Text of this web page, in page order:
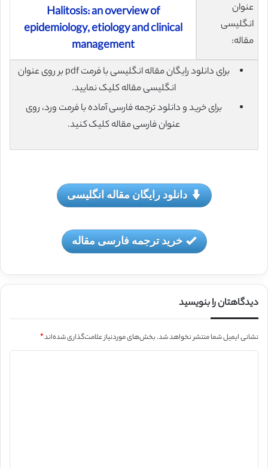
عنوان
انگلیسی
مقاله:
Halitosis: an overview of
epidemiology, etiology and clinical
management
برای دانلود رایگان مقاله انگلیسی با فرمت pdf بر روی عنوان
انگلیسی مقاله کلیک نمایید.
برای خرید و دانلود ترجمه فارسی آماده با فرمت ورد، روی
عنوان فارسی مقاله کلیک کنید.
دانلود رایگان مقاله انگلیسی
خرید ترجمه فارسی مقاله
دیدگاهتان را بنویسید
نشانی ایمیل شما منتشر نخواهد شد.بخش‌های موردنیاز علامت‌گذاری شده‌اند*